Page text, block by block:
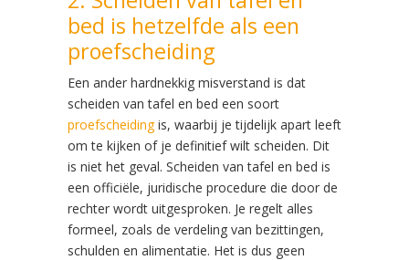
bed is hetzelfde als een
proefscheiding
Een ander hardnekkig misverstand is dat
scheiden van tafel en bed een soort
proefscheidingis, waarbij je tijdelijk apart leeft
om te kijken of je definitief wilt scheiden. Dit
is niet het geval. Scheiden van tafel en bed is
een officiële, juridische procedure die door de
rechter wordt uitgesproken. Je regelt alles
formeel, zoals de verdeling van bezittingen,
schulden en alimentatie. Het is dus geen